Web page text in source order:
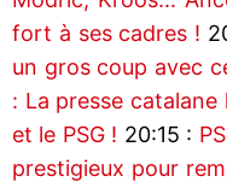
fort à ses cadres !
un gros coup avec
: La presse
et le PSG ! 20:15 :
prestigieux pour